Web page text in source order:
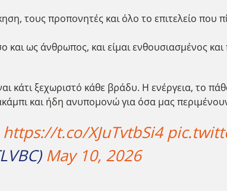
τους προπονητές και όλο το επιτελείο
ως άνθρωπος, και είμαι ενθουσιασμένος
κάτι ξεχωριστό κάθε βράδυ. Η ενέργεια, το
και ήδη ανυπομονώ για όσα μας
https://t.co/XJuTvtbSi4
May 10, 2026